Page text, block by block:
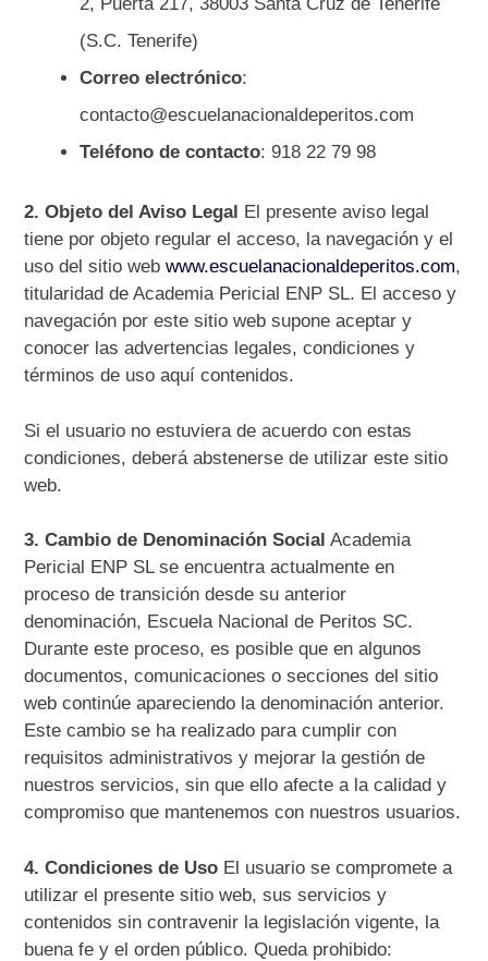
(S.C. Tenerife)
Correo electrónico:
contacto@escuelanacionaldeperitos.com
Teléfono de contacto: 918 22 79 98
2. Objeto del Aviso Legal
El presente aviso legal
tiene por objeto regular el acceso, la navegación y el
uso del sitio web www.escuelanacionaldeperitos.com,
titularidad de Academia Pericial ENP SL. El acceso y
navegación por este sitio web supone aceptar y
conocer las advertencias legales, condiciones y
términos de uso aquí contenidos.
Si el usuario no estuviera de acuerdo con estas
condiciones, deberá abstenerse de utilizar este sitio
web.
3. Cambio de Denominación Social Academia
Pericial ENP SL se encuentra actualmente en
proceso de transición desde su anterior
denominación, Escuela Nacional de Peritos SC.
Durante este proceso, es posible que en algunos
documentos, comunicaciones o secciones del sitio
web continúe apareciendo la denominación anterior.
Este cambio se ha realizado para cumplir con
requisitos administrativos y mejorar la gestión de
nuestros servicios, sin que ello afecte a la calidad y
compromiso que mantenemos con nuestros usuarios.
4. Condiciones de Uso El usuario se compromete a
utilizar el presente sitio web, sus servicios y
contenidos sin contravenir la legislación vigente, la
buena fe y el orden público. Queda prohibido: